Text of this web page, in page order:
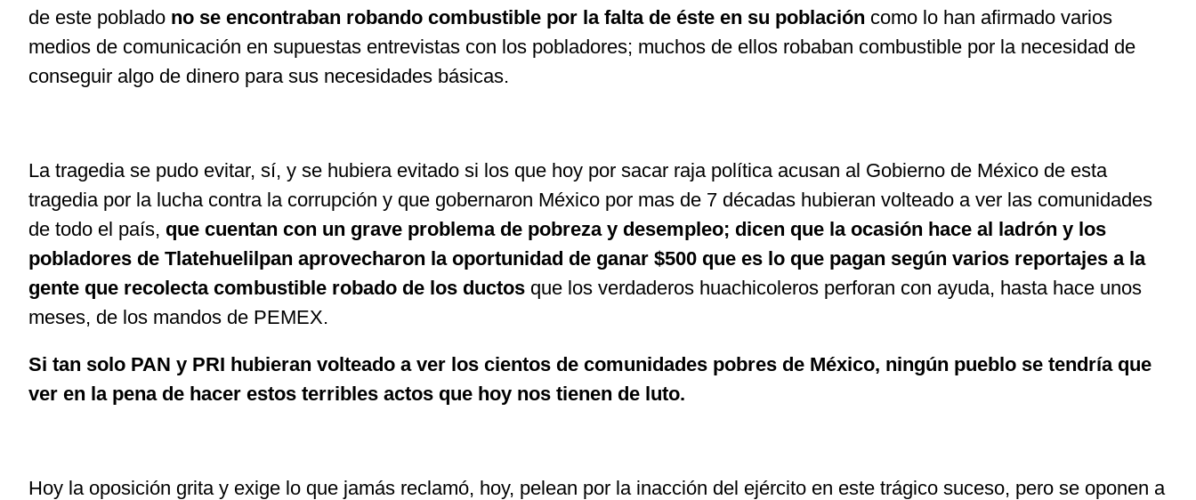
de este poblado no se encontraban robando combustible por la falta de éste en su población como lo han afirmado varios
medios de comunicación en supuestas entrevistas con los pobladores; muchos de ellos robaban combustible por la necesidad de
conseguir algo de dinero para sus necesidades básicas.
La tragedia se pudo evitar, sí, y se hubiera evitado si los que hoy por sacar raja política acusan al Gobierno de México de esta
tragedia por la lucha contra la corrupción y que gobernaron México por mas de 7 décadas hubieran volteado a ver las comunidades
de todo el país, que cuentan con un grave problema de pobreza y desempleo; dicen que la ocasión hace al ladrón y los
pobladores de Tlatehuelilpan aprovecharon la oportunidad de ganar $500 que es lo que pagan según varios reportajes a la
gente que recolecta combustible robado de los ductos que los verdaderos huachicoleros perforan con ayuda, hasta hace unos
meses, de los mandos de PEMEX.
Si tan solo PAN y PRI hubieran volteado a ver los cientos de comunidades pobres de México, ningún pueblo se tendría que
ver en la pena de hacer estos terribles actos que hoy nos tienen de luto.
Hoy la oposición grita y exige lo que jamás reclamó, hoy, pelean por la inacción del ejército en este trágico suceso, pero se oponen a